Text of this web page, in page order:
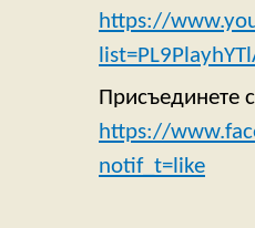
https://
Присъединете
https://
notif_t=like